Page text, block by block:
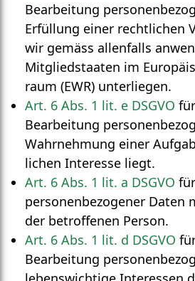
Bearbeitung
Erfüllung einer recht­lichen
wir gemäss allen­falls
Mitgliedstaaten im
raum (EWR) unterliegen.
Art. 6 Abs. 1 lit. e DSGVO
Bearbeitung
Wahr­nehmung einer
lichen Interesse liegt.
Art. 6 Abs. 1 lit. a DSGVO
personen­bezogener Daten
der betroffenen Person.
Art. 6 Abs. 1 lit. d DSGVO
Bearbeitung